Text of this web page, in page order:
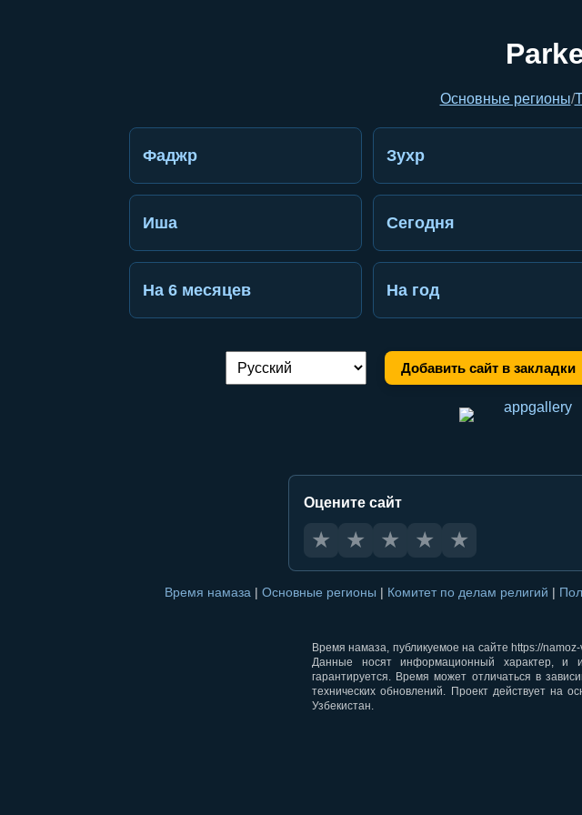
Основные регионы/
Фаджр Зухр
Иша Сегодня
На 6 месяцев На год
Переключение языка: Добавить сайт в закладки
Оцените сайт
★ ★ ★ ★ ★
Время намаза | Основные регионы | Комитет по делам религий |
Время намаза, публикуемое на сайте https://
Данные носят информационный характер, и
гарантируется. Время может отличаться в
технических обновлений. Проект действует на
Узбекистан.